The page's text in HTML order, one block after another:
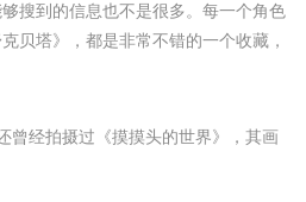
搜到的信息也不是很多。每一个角色
贝塔》，都是非常不错的一个收藏，
曾经拍摄过《摸摸头的世界》，其画